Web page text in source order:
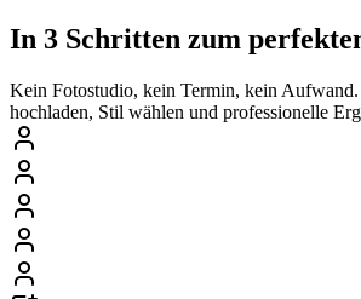
In 3 Schritten zum
Kein Fotostudio, kein Termin, kein
hochladen, Stil wählen und professionelle